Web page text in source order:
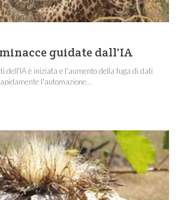
guidate dall'IA
dell'IA è iniziata e l'aumento della fuga di dati
l'automazione...